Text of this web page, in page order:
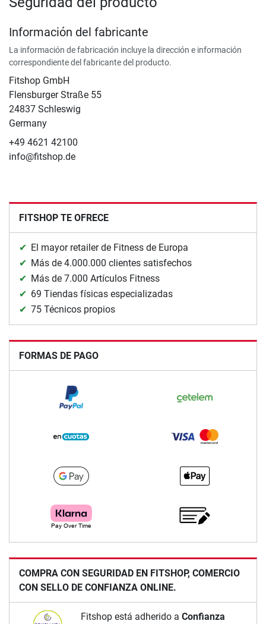
Información del fabricante
La información de fabricación incluye la dirección e información
correspondiente del fabricante del producto.
Fitshop GmbH
Flensburger Straße 55
24837 Schleswig
Germany
+49 4621 42100
info@fitshop.de
FITSHOP TE OFRECE
El mayor retailer de Fitness de Europa
Más de 4.000.000 clientes satisfechos
Más de 7.000 Artículos Fitness
69 Tiendas físicas especializadas
75 Técnicos propios
FORMAS DE PAGO
COMPRA CON SEGURIDAD EN FITSHOP, COMERCIO
CON SELLO DE CONFIANZA ONLINE.
Fitshop está adherido a Confianza